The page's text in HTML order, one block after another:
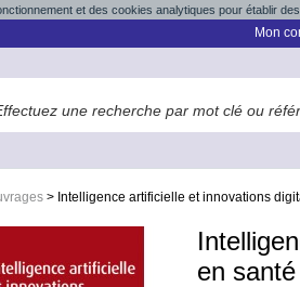
et des cookies analytiques pour établir
Mon
> Intelligence artificielle et innovations
en santé